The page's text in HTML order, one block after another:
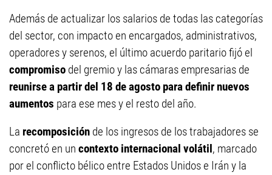
Además de actualizar los salarios de todas las categorías
del sector, con impacto en encargados, administrativos,
operadores y serenos, el último acuerdo paritario fijó el
compromiso del gremio y las cámaras empresarias de
reunirse a partir del 18 de agosto para definir nuevos
aumentos para ese mes y el resto del año.
La recomposición de los ingresos de los trabajadores se
concretó en un contexto internacional volátil, marcado
por el conflicto bélico entre Estados Unidos e Irán y la